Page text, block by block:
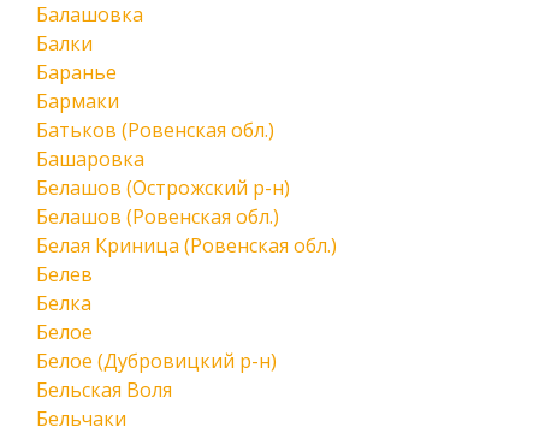
Балашовка
Балки
Баранье
Бармаки
Батьков (Ровенская обл.)
Башаровка
Белашов (Острожский р-н)
Белашов (Ровенская обл.)
Белая Криница (Ровенская обл.)
Белев
Белка
Белое
Белое (Дубровицкий р-н)
Бельская Воля
Бельчаки